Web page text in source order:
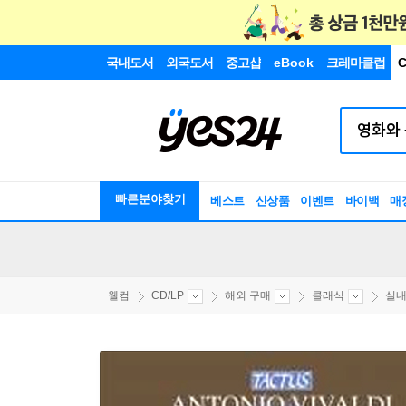
국내도서 외국도서 중고샵 eBook 크레마클럽
빠른분야찾기 베스트 신상품 이벤트 바이백 매
웰컴 CD/LP 해외 구매 클래식 실